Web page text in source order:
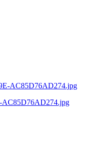
AC85D76AD274.jpg